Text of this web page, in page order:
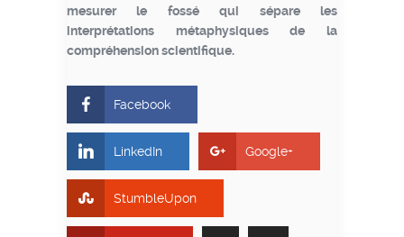
mesurer le fossé qui sépare les
interprétations métaphysiques de la
compréhension scientifique.
Facebook
LinkedIn Google+
StumbleUpon